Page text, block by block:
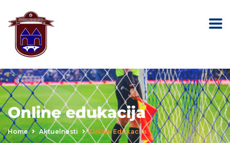
Online edukacija
Home Aktuelnosti Online Edukacija